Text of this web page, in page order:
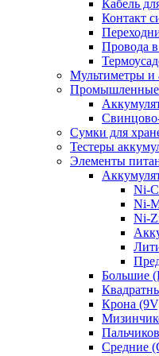
Кабель
Контакт
Провода
Мультиметры и
Промышленные
Сумки для
Тестеры
Элементы
Ni-
Ni-
Ni-
Большие
Крона
Средние